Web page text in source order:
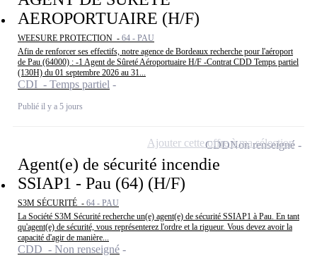
AEROPORTUAIRE (H/F)
WEESURE PROTECTION - 64 - PAU
Afin de renforcer ses effectifs, notre agence de Bordeaux recherche pour l'aéroport
de Pau (64000) : -1 Agent de Sûreté Aéroportuaire H/F -Contrat CDD Temps partiel
(130H) du 01 septembre 2026 au 31...
CDI - Temps partiel
Publié il y a 5 jours
Agent(e) de sécurité incendie
SSIAP1 - Pau (64) (H/F)
S3M SÉCURITÉ - 64 - PAU
La Société S3M Sécurité recherche un(e) agent(e) de sécurité SSIAP1 à Pau. En tant
qu'agent(e) de sécurité, vous représenterez l'ordre et la rigueur. Vous devez avoir la
capacité d'agir de manière...
CDD - Non renseigné
CDDNon renseigné
Ajouter cette offre à ma sélection